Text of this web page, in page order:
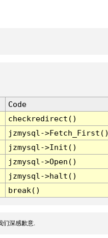
Code
checkredirect()
jzmysql-
jzmysql->Init()
jzmysql->Open()
jzmysql->halt()
break()
们深感歉意.